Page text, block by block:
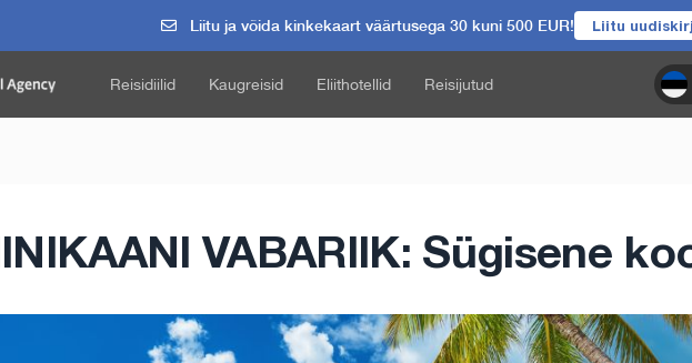
Liitu ja võida kinkekaart väärtusega 30 kuni 500 EUR! Liitu
Reisidiilid Kaugreisid Eliithotellid Reisijutud
VABARIIK: Sügisene